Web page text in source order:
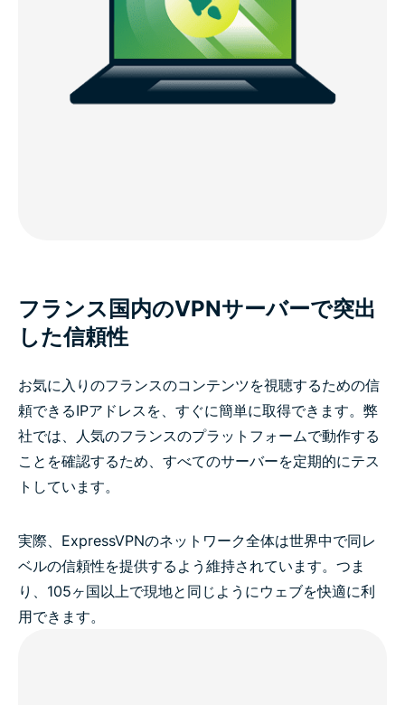
フランス国内のVPNサーバーで突出
した信頼性
お気に入りのフランスのコンテンツを視聴するための信
頼できるIPアドレスを、すぐに簡単に取得できます。弊
社では、人気のフランスのプラットフォームで動作する
ことを確認するため、すべてのサーバーを定期的にテス
トしています。
実際、ExpressVPNのネットワーク全体は世界中で同レ
ベルの信頼性を提供するよう維持されています。つま
り、105ヶ国以上で現地と同じようにウェブを快適に利
用できます。